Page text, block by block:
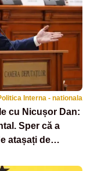
Interna - nationala
cu Nicușor Dan:
Sper că a
atașați de